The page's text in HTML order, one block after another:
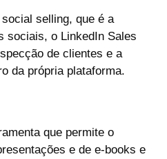
selling, que é a
sociais, o LinkedIn Sales
de clientes e a
da própria plataforma.
que permite o
e de e-books e